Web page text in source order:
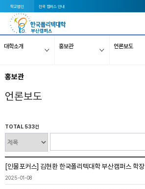
학교법인 전국 캠퍼스 안내
대학소개 홍보관 언론보도
홍보관
언론보도
TOTAL 533건
[인물포커스] 김현환 한국폴리텍대학 부산캠퍼스 학장
2025-01-08